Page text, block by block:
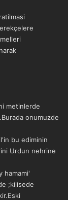
metinlerde
onumuzde
bu ediminin
Urdun nehrine
hamami'
;kilisede